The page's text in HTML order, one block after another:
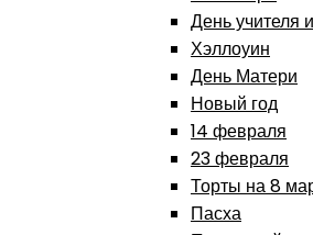
День учителя
Хэллоуин
День Матери
Новый год
14 февраля
23 февраля
Торты на 8
Пасха